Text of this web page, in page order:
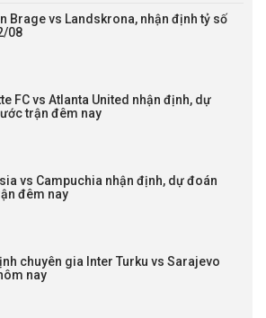
Brage vs Landskrona, nhận định tỷ số
08
FC vs Atlanta United nhận định, dự
trận đêm nay
vs Campuchia nhận định, dự đoán
đêm nay
chuyên gia Inter Turku vs Sarajevo
nay